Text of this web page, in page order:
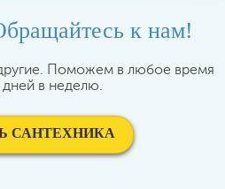
к нам!
Поможем в любое время
дней в неделю.
САНТЕХНИКА